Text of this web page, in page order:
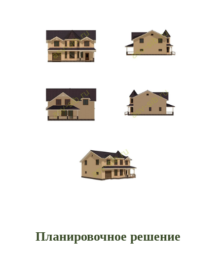
Планировочное решение